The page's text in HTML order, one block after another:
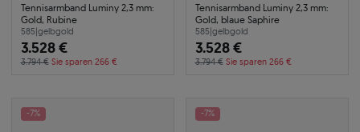
Tennisarmband Luminy 2,3 mm:
Gold, Rubine
585|gelbgold
3.528 €
3.794 € Sie sparen 266 €
Tennisarmband Luminy 2,3 mm:
Gold, blaue Saphire
585|gelbgold
3.528 €
3.794 € Sie sparen 266 €
-7% -7%